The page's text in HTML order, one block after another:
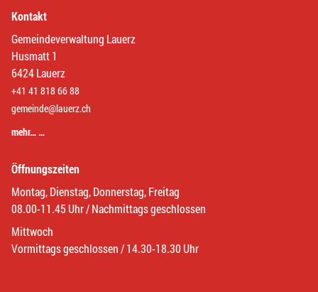
Kontakt
Gemeindeverwaltung Lauerz
Husmatt 1
6424 Lauerz
+41 41 818 66 88
gemeinde@lauerz.ch
mehr… …
Öffnungszeiten
Montag, Dienstag, Donnerstag, Freitag
08.00-11.45 Uhr / Nachmittags geschlossen
Mittwoch
Vormittags geschlossen / 14.30-18.30 Uhr